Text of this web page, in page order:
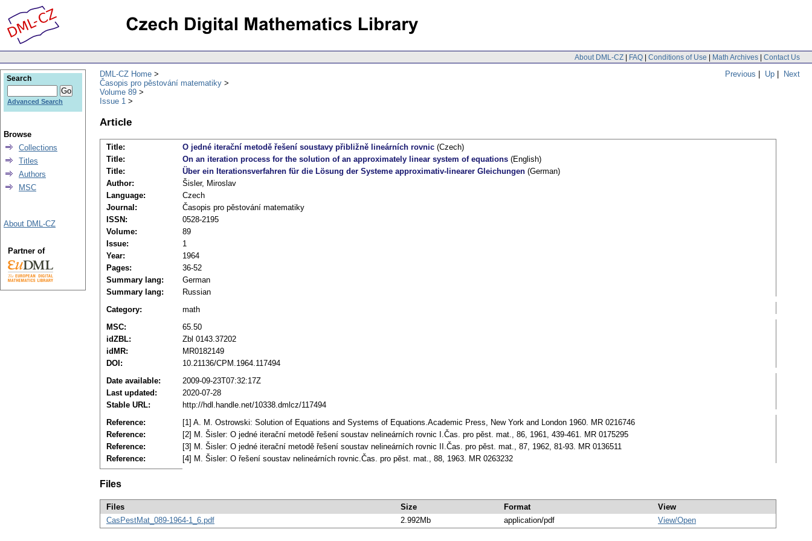
About DML-CZ | FAQ | Conditions of Use | Math Archives | Contact Us
Previous | Up | Next
DML-CZ Home
Časopis pro pěstování matematiky
Volume 89
Issue 1
Article
Title: O jedné iterační metodě řešení soustavy přibližně lineárních rovnic (Czech)
Title:
On an iteration process for the solution of an approximately linear system of equations (English)
Title:
Über ein Iterationsverfahren für die Lösung der Systeme approximativ-linearer Gleichungen (German)
Author:
Šisler, Miroslav
Language:
Czech
Journal:
Časopis pro pěstování matematiky
ISSN:
0528-2195
Volume:
89
Issue:
1
Year:
1964
Pages:
36-52
Summary lang:
German
Summary lang:
Russian
Category:
math
MSC:
65.50
idZBL:
Zbl 0143.37202
idMR:
MR0182149
DOI:
10.21136/CPM.1964.117494
Date available:
2009-09-23T07:32:17Z
Last updated:
2020-07-28
Stable URL:
http://hdl.handle.net/10338.dmlcz/117494
Reference:
[1] A. M. Ostrowski: Solution of Equations and Systems of Equations.Academic Press, New York and London 1960. MR 0216746
Reference:
[2] M. Šisler: O jedné iterační metodě řešení soustav nelineárních rovnic I.Čas. pro pěst. mat., 86, 1961, 439-461. MR 0175295
Reference:
[3] M. Šisler: O jedné iterační metodě řešení soustav nelineárních rovnic II.Čas. pro pěst. mat., 87, 1962, 81-93. MR 0136511
Reference:
[4] M. Šisler: O řešení soustav nelineárních rovnic.Čas. pro pěst. mat., 88, 1963. MR 0263232
Files
Files Size Format
View
CasPestMat_089-1964-1_6.pdf
2.992Mb application/pdf View/Open
Search
Advanced Search
Browse
Collections
Titles
Authors
MSC
About DML-CZ
Partner of